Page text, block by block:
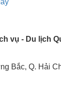
vụ - Du lịch
Bắc, Q. Hải